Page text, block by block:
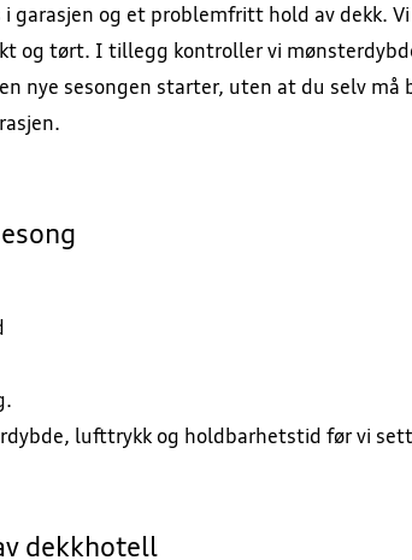
garasjen og et problemfritt hold av dekk.
og tørt. I tillegg kontroller vi
nye sesongen starter, uten at du selv må
lufttrykk og holdbarhetstid før vi
dekkhotell